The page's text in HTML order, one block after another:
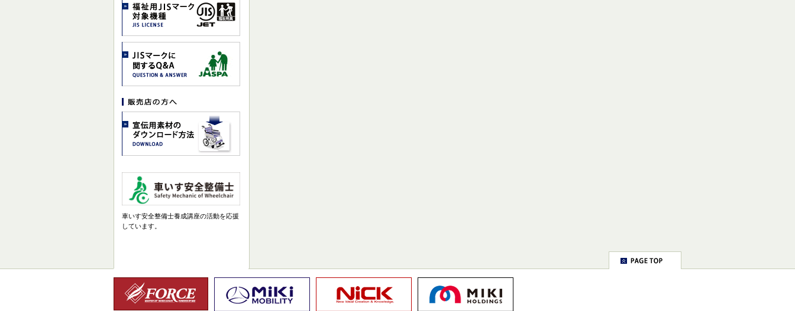
車いす安全整備士養成講座の活動を応援
しています。